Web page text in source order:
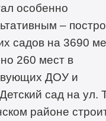
особенно
–
садов на 3690
260 мест в
ДОУ и
сад на ул.
районе